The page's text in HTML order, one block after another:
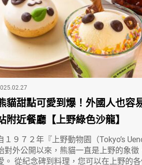
貓甜點可愛到爆！外國人也容
附近餐廳【上野綠色沙龍】
１９７２年『上野動物園（Tokyo’s
對外公開以來，熊貓一直是上野的象徵
。 從紀念碑到料理，您可以在上野的各